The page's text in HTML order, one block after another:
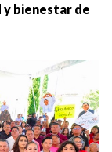
bienestar de